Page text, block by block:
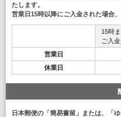
たします。
営業日15時以降にご入金された場合
15時
ご入
営業日
休業日
日本郵便の「簡易書留」または、「